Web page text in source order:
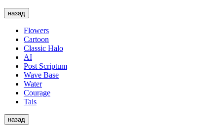
назад
Flowers
Cartoon
Classic Halo
AI
Post Scriptum
Wave Base
Water
Courage
Tais
назад